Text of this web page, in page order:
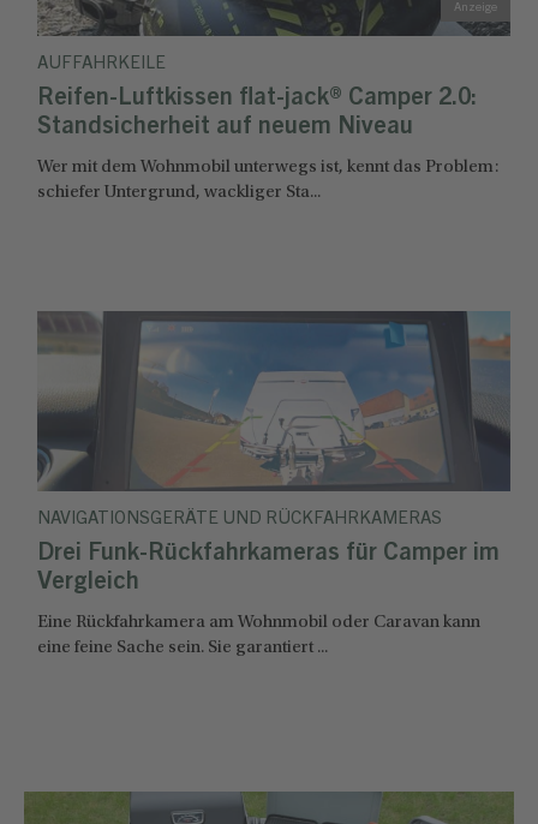
AUFFAHRKEILE
Reifen-Luftkissen flat-jack® Camper 2.0:
Standsicherheit auf neuem Niveau
Wer mit dem Wohnmobil unterwegs ist, kennt das Problem:
schiefer Untergrund, wackliger Sta...
NAVIGATIONSGERÄTE UND RÜCKFAHRKAMERAS
Drei Funk-Rückfahrkameras für Camper im
Vergleich
Eine Rückfahrkamera am Wohnmobil oder Caravan kann
eine feine Sache sein. Sie garantiert ...